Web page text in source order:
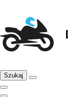
Szukaj